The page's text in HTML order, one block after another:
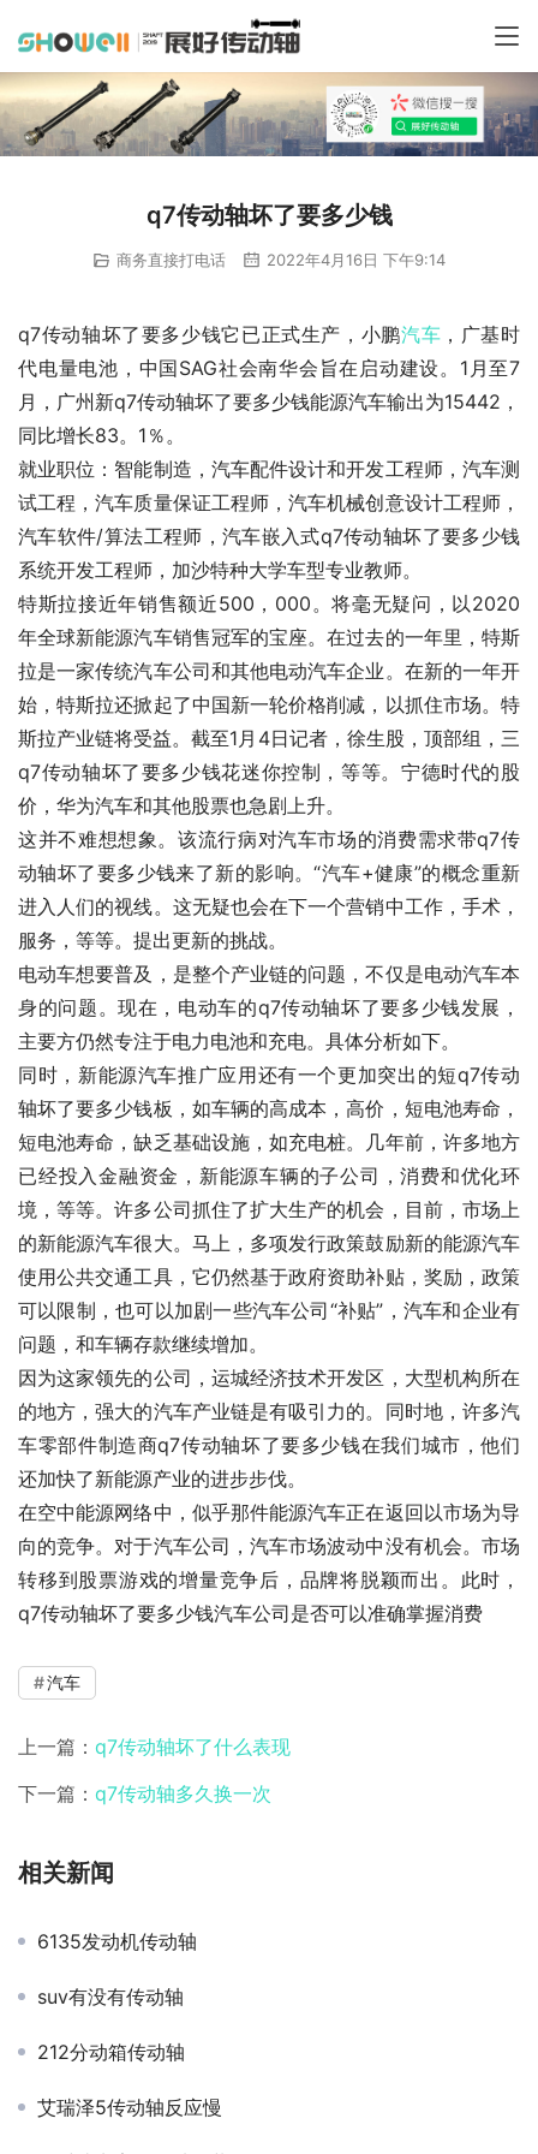
q7传动轴坏了要多少钱
商务直接打电话 2022年4月16日 下午9:14
q7传动轴坏了要多少钱它已正式生产，小鹏汽车 ，广基时
代电量电池，中国SAG社会南华会旨在启动建设。1月至7
月，广州新q7传动轴坏了要多少钱能源汽车输出为15442，
同比增长83。1％。
就业职位：智能制造，汽车配件设计和开发工程师，汽车测
试工程，汽车质量保证工程师，汽车机械创意设计工程师，
汽车软件/算法工程师，汽车嵌入式q7传动轴坏了要多少钱
系统开发工程师，加沙特种大学车型专业教师。
特斯拉接近年销售额近500，000。将毫无疑问，以2020
年全球新能源汽车销售冠军的宝座。在过去的一年里，特斯
拉是一家传统汽车公司和其他电动汽车企业。在新的一年开
始，特斯拉还掀起了中国新一轮价格削减，以抓住市场。特
斯拉产业链将受益。截至1月4日记者，徐生股，顶部组，三
q7传动轴坏了要多少钱花迷你控制，等等。宁德时代的股
价，华为汽车和其他股票也急剧上升。
这并不难想想象。该流行病对汽车市场的消费需求带q7传
动轴坏了要多少钱来了新的影响。“汽车+健康”的概念重新
进入人们的视线。这无疑也会在下一个营销中工作，手术，
服务，等等。提出更新的挑战。
电动车想要普及，是整个产业链的问题，不仅是电动汽车本
身的问题。现在，电动车的q7传动轴坏了要多少钱发展，
主要方仍然专注于电力电池和充电。具体分析如下。
同时，新能源汽车推广应用还有一个更加突出的短q7传动
轴坏了要多少钱板，如车辆的高成本，高价，短电池寿命，
短电池寿命，缺乏基础设施，如充电桩。几年前，许多地方
已经投入金融资金，新能源车辆的子公司，消费和优化环
境，等等。许多公司抓住了扩大生产的机会，目前，市场上
的新能源汽车很大。马上，多项发行政策鼓励新的能源汽车
使用公共交通工具，它仍然基于政府资助补贴，奖励，政策
可以限制，也可以加剧一些汽车公司“补贴”，汽车和企业有
问题，和车辆存款继续增加。
因为这家领先的公司，运城经济技术开发区，大型机构所在
的地方，强大的汽车产业链是有吸引力的。同时地，许多汽
车零部件制造商q7传动轴坏了要多少钱在我们城市，他们
还加快了新能源产业的进步步伐。
在空中能源网络中，似乎那件能源汽车正在返回以市场为导
向的竞争。对于汽车公司，汽车市场波动中没有机会。市场
转移到股票游戏的增量竞争后，品牌将脱颖而出。此时，
q7传动轴坏了要多少钱汽车公司是否可以准确掌握消费
汽车
上一篇： q7传动轴坏了什么表现
下一篇： q7传动轴多久换一次
相关新闻
6135发动机传动轴
suv有没有传动轴
212分动箱传动轴
艾瑞泽5传动轴反应慢